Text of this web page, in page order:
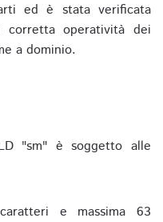
ed è stata verificata
operatività dei
a dominio.
"sm" è soggetto alle
e massima 63